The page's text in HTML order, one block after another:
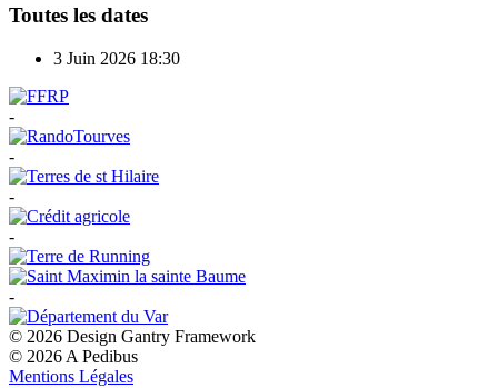
Toutes les dates
3 Juin 2026 18:30
-
-
-
-
-
© 2026 Design Gantry Framework
© 2026 A Pedibus
Mentions Légales